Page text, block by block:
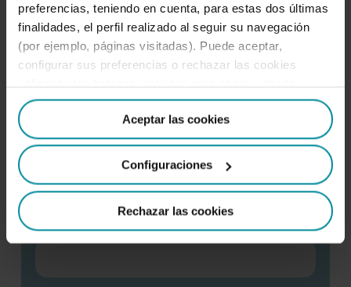
preferencias, teniendo en cuenta, para estas dos últimas
finalidades, el perfil realizado al seguir su navegación
(por ejemplo, páginas visitadas). Puede aceptar,
configurar sus preferencias o rechazar las cookies
“Detalles”. También puede obtener más información, así
como cambiar el consentimiento en cualquier momento
desde nuestraPolítica de Cookies.
Aceptar las cookies
Configuraciones
Rechazar las cookies
obligatorios
Nombre*